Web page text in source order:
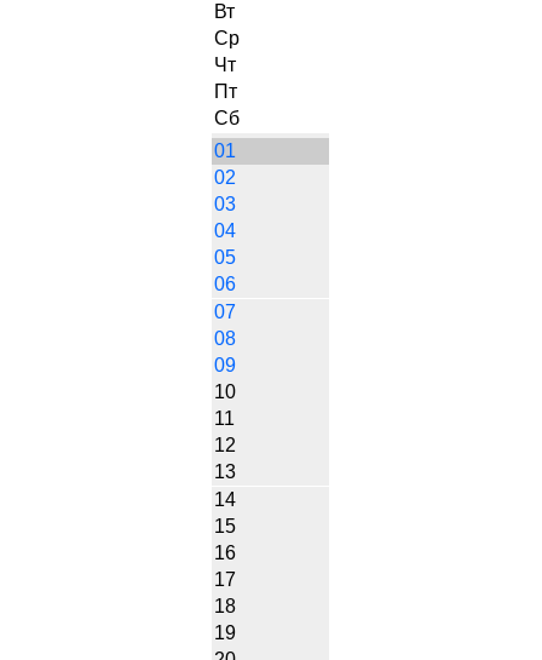
Вт
Ср
Чт
Пт
Сб
01
02
03
04
05
06
07
08
09
10
11
12
13
14
15
16
17
18
19